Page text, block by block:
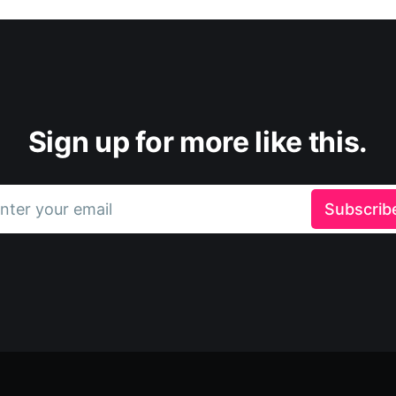
Sign up for more like this.
your email